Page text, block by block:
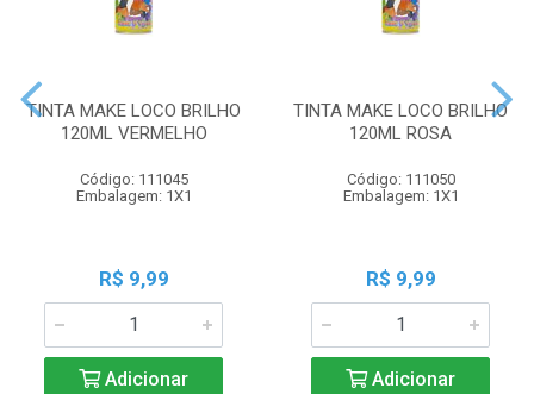
TINTA MAKE LOCO BRILHO
120ML VERMELHO
Código: 111045
Embalagem: 1X1
R$ 9,99
Adicionar
TINTA MAKE LOCO BRILHO
120ML ROSA
Código: 111050
Embalagem: 1X1
R$ 9,99
Adicionar